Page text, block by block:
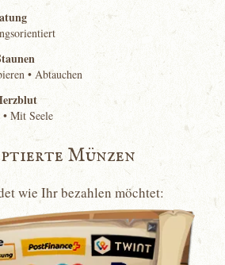
• Abtauchen
Mit Seele
Münzen
wie Ihr bezahlen möchtet: